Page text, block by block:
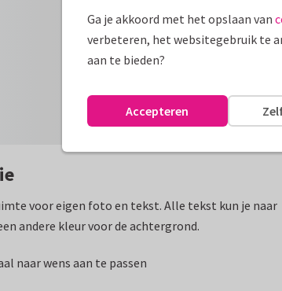
voor eigen foto en tekst. Alle tekst kun je naar
andere kleur voor de achtergrond.
naar wens aan te passen
Ga je akkoord met het opslaan van
verbeteren, het websitegebruik te
aan te bieden?
Accepteren